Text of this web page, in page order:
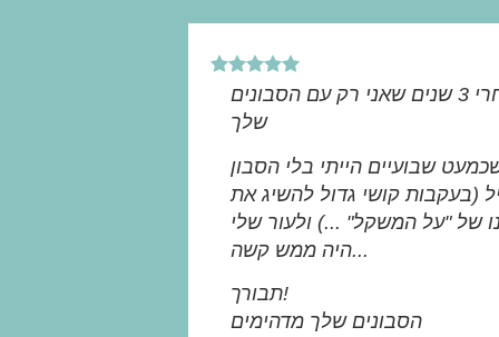
חייבת לומר לך שאחרי 3 שנים שאני רק עם הסבונים
שלך
שבועיים הייתי בלי הסבון
(בעקבות קושי גדול להשיג את
של "על המשקל" ...) ולעור שלי
היה ממש קשה...
תבורך!
הסבונים שלך מדהימים